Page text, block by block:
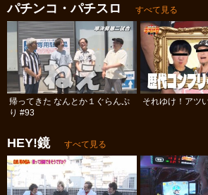
パチンコ・パチスロ すべて見る
帰ってきた なんとか１ぐらんぷ
り #93
それゆけ！アツ
HEY!鏡 すべて見る